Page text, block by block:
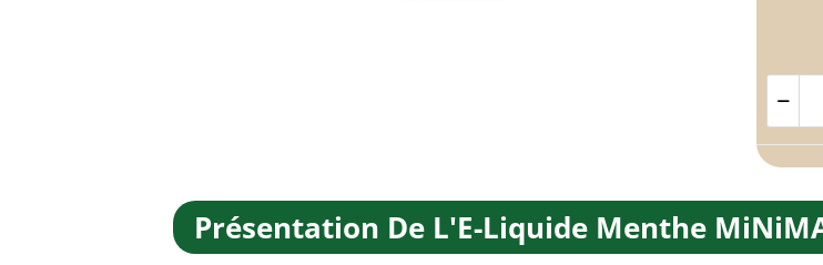
Présentation De L'E-Liquide Menthe